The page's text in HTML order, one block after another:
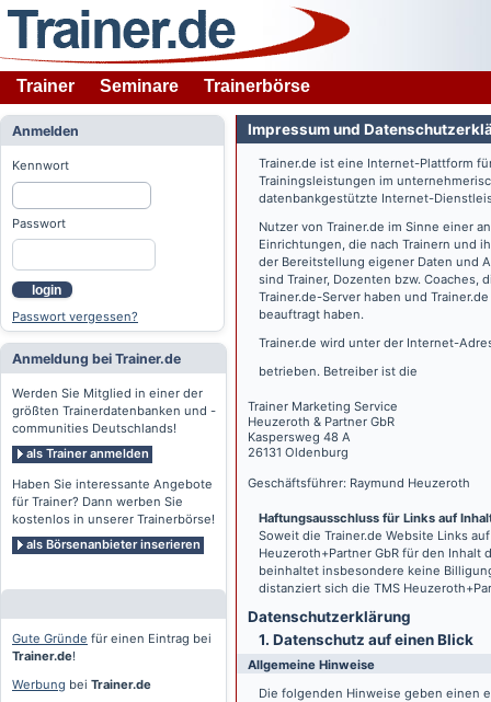
Trainer Seminare Trainerbörse
Anmelden
Kennwort
Passwort
login
Passwort vergessen?
Anmeldung bei Trainer.de
Werden Sie Mitglied in einer der
größten Trainerdatenbanken und -
communities Deutschlands!
als Trainer anmelden
Haben Sie interessante Angebote
für Trainer? Dann werben Sie
kostenlos in unserer Trainerbörse!
als Börsenanbieter inserieren
Gute Gründe für einen Eintrag bei
Trainer.de!
Werbung bei Trainer.de
Impressum und
Trainer.de ist eine Internet-Plattform
Trainingsleistungen im
datenbankgestützte Internet-
Nutzer von Trainer.de im Sinne einer
Einrichtungen, die nach Trainern und
der Bereitstellung eigener Daten und
sind Trainer, Dozenten bzw.
Trainer.de-Server haben und Trainer.de
beauftragt haben.
Trainer.de wird unter der Internet-
betrieben. Betreiber ist die
Trainer Marketing Service
Heuzeroth & Partner GbR
Kaspersweg 48 A
26131 Oldenburg
Geschäftsführer: Raymund Heuzeroth
Haftungsausschluss für Links auf
Soweit die Trainer.de Website Links
Heuzeroth+Partner GbR für den Inhalt
beinhaltet insbesondere keine
distanziert sich die TMS
Datenschutz­erklärung
1. Datenschutz auf einen Blick
Allgemeine Hinweise
Die folgenden Hinweise geben einen